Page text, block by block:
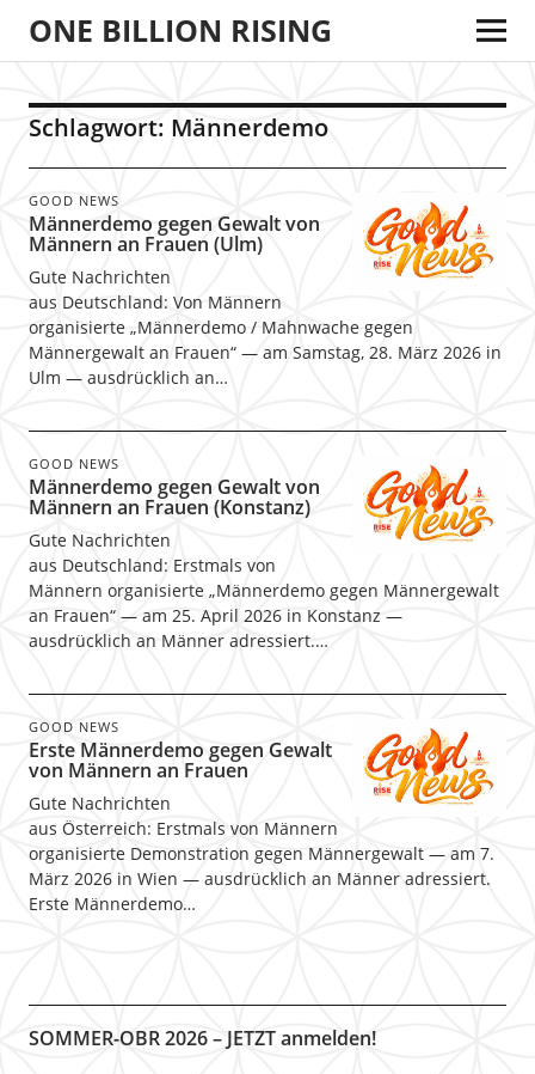
ONE BILLION RISING
Schlagwort: Männerdemo
GOOD NEWS
Männerdemo gegen Gewalt von
Männern an Frauen (Ulm)
Gute Nachrichten
aus Deutschland: Von Männern
organisierte „Männerdemo / Mahnwache gegen
Männergewalt an Frauen“ — am Samstag, 28. März 2026 in
Ulm — ausdrücklich an…
GOOD NEWS
Männerdemo gegen Gewalt von
Männern an Frauen (Konstanz)
Gute Nachrichten
aus Deutschland: Erstmals von
Männern organisierte „Männerdemo gegen Männergewalt
an Frauen“ — am 25. April 2026 in Konstanz —
ausdrücklich an Männer adressiert.…
GOOD NEWS
Erste Männerdemo gegen Gewalt
von Männern an Frauen
Gute Nachrichten
aus Österreich: Erstmals von Männern
organisierte Demonstration gegen Männergewalt — am 7.
März 2026 in Wien — ausdrücklich an Männer adressiert.
Erste Männerdemo…
SOMMER-OBR 2026 – JETZT anmelden!